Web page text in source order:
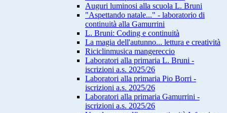
Auguri luminosi alla scuola L. Bruni
"Aspettando natale..." - laboratorio di
continuità alla Gamurrini
L. Bruni: Coding e continuità
La magia dell'autunno... lettura e creatività
Riciclinmusica mangereccio
Laboratori alla primaria L. Bruni -
iscrizioni a.s. 2025/26
Laboratori alla primaria Pio Borri -
iscrizioni a.s. 2025/26
Laboratori alla primaria Gamurrini -
iscrizioni a.s. 2025/26